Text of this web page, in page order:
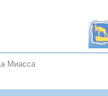
Миасса